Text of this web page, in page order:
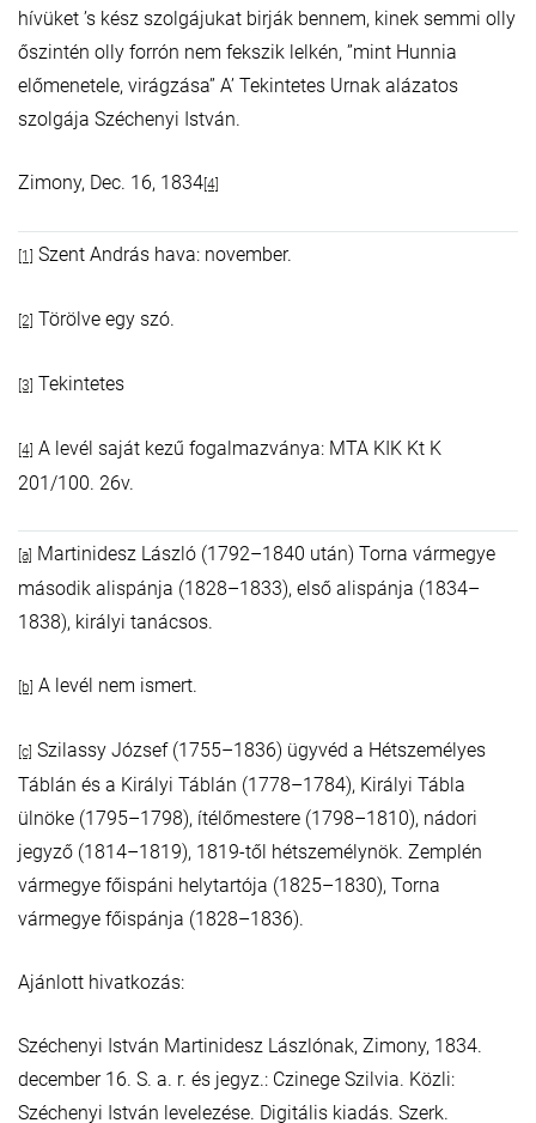
hívüket ’s kész szolgájukat birják bennem, kinek semmi olly
őszintén olly forrón nem fekszik lelkén, ”mint Hunnia
előmenetele, virágzása” A’ Tekintetes Urnak alázatos
szolgája Széchenyi István.
Zimony, Dec. 16, 1834[4]
[1] Szent András hava: november.
[2] Törölve egy szó.
[3] Tekintetes
[4] A levél saját kezű fogalmazványa: MTA KIK Kt K
201/100. 26v.
[a] Martinidesz László (1792–1840 után) Torna vármegye
második alispánja (1828–1833), első alispánja (1834–
1838), királyi tanácsos.
[b] A levél nem ismert.
[c] Szilassy József (1755–1836) ügyvéd a Hétszemélyes
Táblán és a Királyi Táblán (1778–1784), Királyi Tábla
ülnöke (1795–1798), ítélőmestere (1798–1810), nádori
jegyző (1814–1819), 1819-től hétszemélynök. Zemplén
vármegye főispáni helytartója (1825–1830), Torna
vármegye főispánja (1828–1836).
Ajánlott hivatkozás:
Széchenyi István Martinidesz Lászlónak, Zimony, 1834.
december 16. S. a. r. és jegyz.: Czinege Szilvia. Közli:
Széchenyi István levelezése. Digitális kiadás. Szerk.